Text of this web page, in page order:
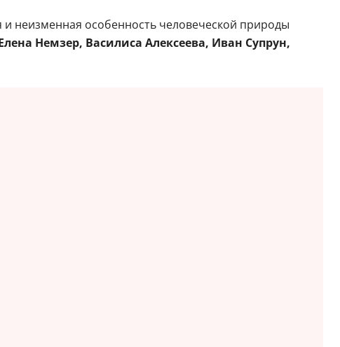
неизменная особенность человеческой природы
Немзер, Василиса Алексеева, Иван Супрун,